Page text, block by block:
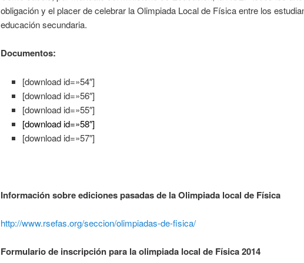
obligación y el placer de celebrar la Olimpiada Local de Física entre los
educación secundaria.
Documentos:
[download id=»54″]
[download id=»56″]
[download id=»55″]
[download id=»58″]
[download id=»57″]
Información sobre ediciones pasadas de la Olimpiada local de Física
http://www.rsefas.org/seccion/olimpiadas-de-fisica/
Formulario de inscripción para la olimpiada local de Física 2014